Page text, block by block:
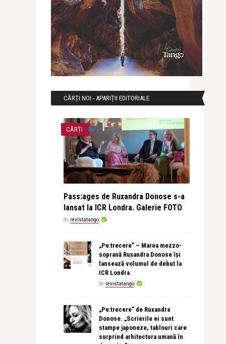
CĂRȚI NOI - APARIȚII EDITORIALE
CĂRȚI
Pass:ages de Ruxandra Donose s-a
lansat la ICR Londra. Galerie FOTO
de revistatango
„Pe:trecere” – Marea mezzo-
soprană Ruxandra Donose își
lansează volumul de debut la
ICR Londra
de revistatango
„Pe:trecere” de Ruxandra
Donose. „Scrierile ei sunt
stampe japoneze, tablouri care
surprind arhitectura umană în